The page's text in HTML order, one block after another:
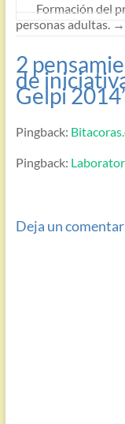
Formación del
personas adultas. →
2
de
Gelpi 2014
Pingback:
Pingback:
Deja un